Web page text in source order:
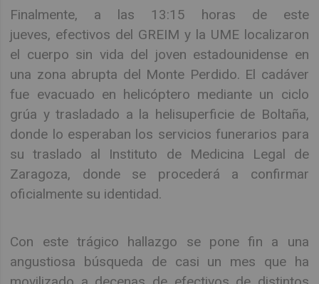
Finalmente, a las 13:15 horas de este
jueves, efectivos del GREIM y la UME localizaron
el cuerpo sin vida del joven estadounidense en
una zona abrupta del Monte Perdido. El cadáver
fue evacuado en helicóptero mediante un ciclo
grúa y trasladado a la helisuperficie de Boltaña,
donde lo esperaban los servicios funerarios para
su traslado al Instituto de Medicina Legal de
Zaragoza, donde se procederá a confirmar
oficialmente su identidad.
Con este trágico hallazgo se pone fin a una
angustiosa búsqueda de casi un mes que ha